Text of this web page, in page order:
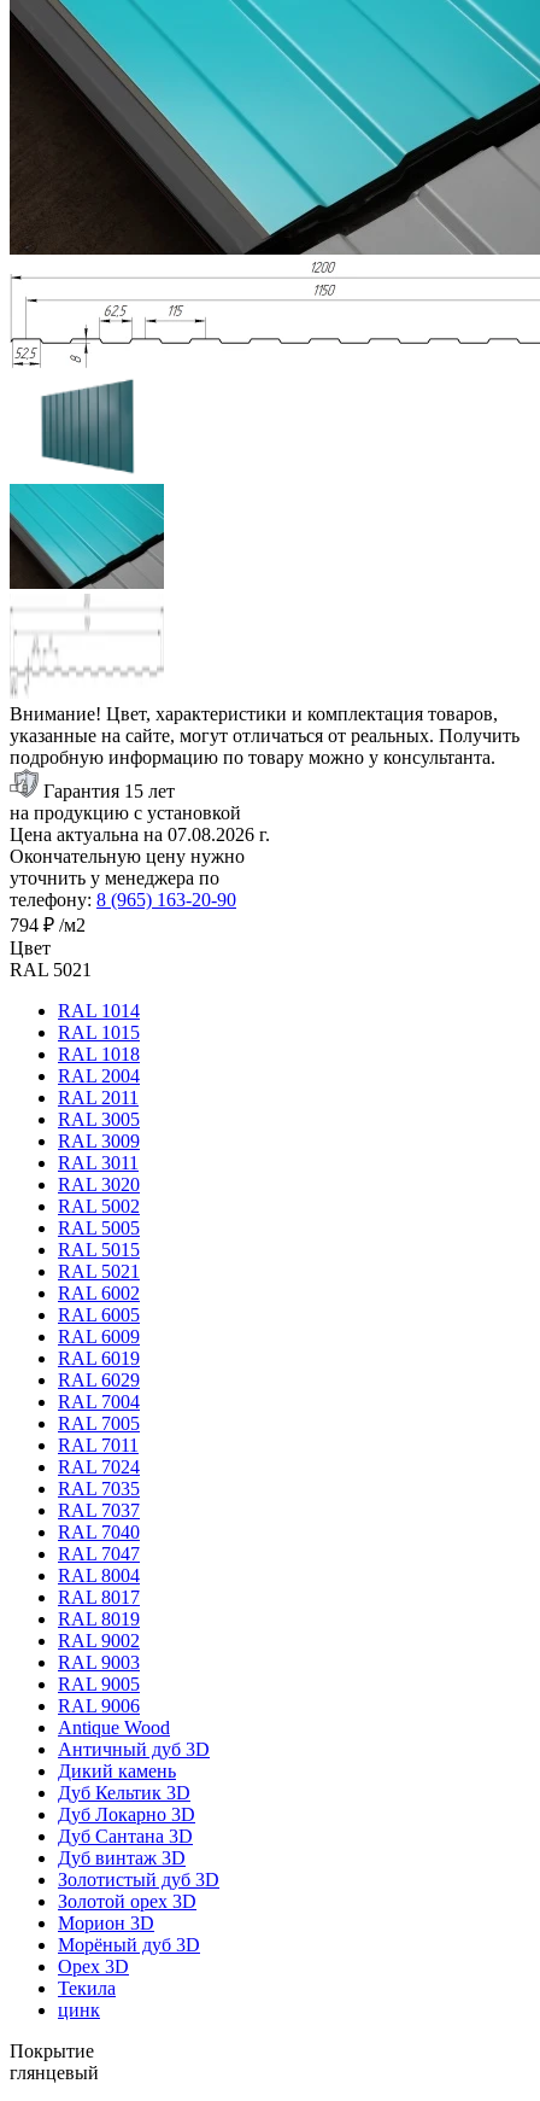
Внимание! Цвет, характеристики и комплектация товаров,
указанные на сайте, могут отличаться от реальных. Получить
подробную информацию по товару можно у консультанта.
Гарантия 15 лет
на продукцию с установкой
Цена актуальна на 07.08.2026 г.
Окончательную цену нужно
уточнить у менеджера по
телефону: 8 (965) 163-20-90
794 ₽ /м2
Цвет
RAL 5021
RAL 1014
RAL 1015
RAL 1018
RAL 2004
RAL 2011
RAL 3005
RAL 3009
RAL 3011
RAL 3020
RAL 5002
RAL 5005
RAL 5015
RAL 5021
RAL 6002
RAL 6005
RAL 6009
RAL 6019
RAL 6029
RAL 7004
RAL 7005
RAL 7011
RAL 7024
RAL 7035
RAL 7037
RAL 7040
RAL 7047
RAL 8004
RAL 8017
RAL 8019
RAL 9002
RAL 9003
RAL 9005
RAL 9006
Antique Wood
Античный дуб 3D
Дикий камень
Дуб Кельтик 3D
Дуб Локарно 3D
Дуб Сантана 3D
Дуб винтаж 3D
Золотистый дуб 3D
Золотой орех 3D
Морион 3D
Морёный дуб 3D
Орех 3D
Текила
цинк
Покрытие
глянцевый